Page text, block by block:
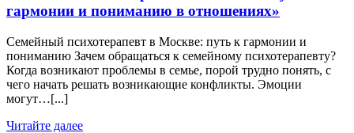
гармонии и пониманию в отношениях»
Семейный психотерапевт в Москве: путь к гармонии и
пониманию Зачем обращаться к семейному психотерапевту?
Когда возникают проблемы в семье, порой трудно понять, с
чего начать решать возникающие конфликты. Эмоции
могут…[...]
Читайте далее